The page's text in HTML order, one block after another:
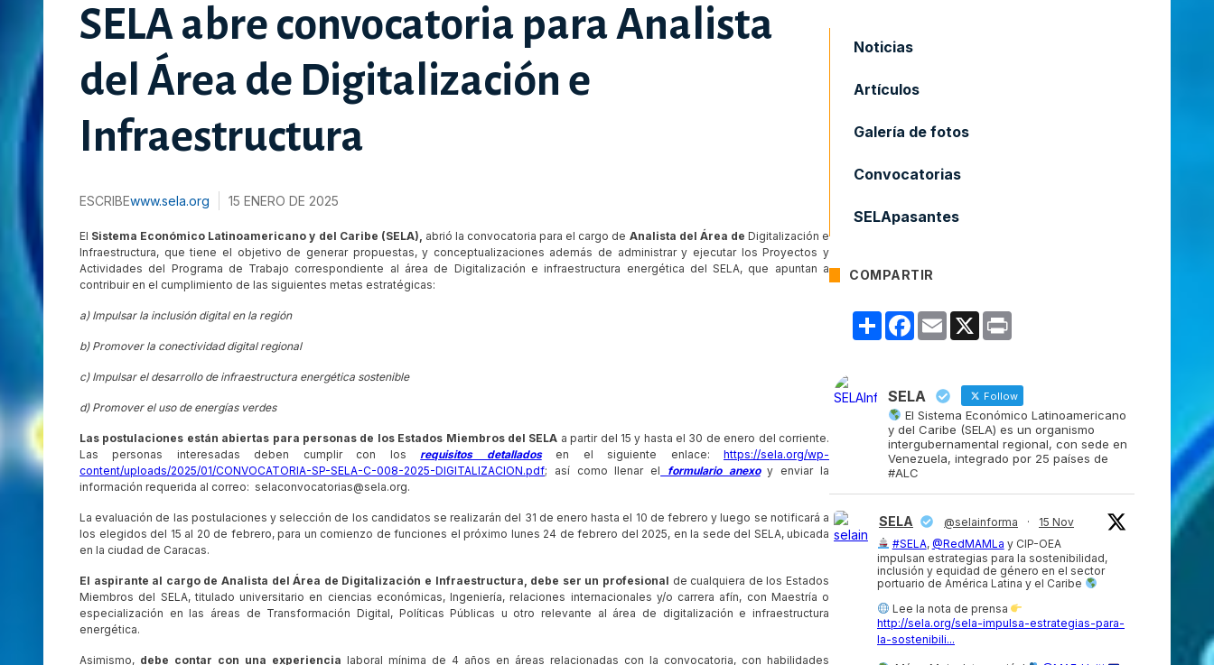
SELA abre convocatoria para Analista
del Área de Digitalización e
Infraestructura
ESCRIBEwww.sela.org 15 ENERO DE 2025
El Sistema Económico Latinoamericano y del Caribe (SELA), abrió la convocatoria para el cargo de Analista del Área de Digitalización e
Infraestructura, que tiene el objetivo de generar propuestas, y conceptualizaciones además de administrar y ejecutar los Proyectos y
Actividades del Programa de Trabajo correspondiente al área de Digitalización e infraestructura energética del SELA, que apuntan a
contribuir en el cumplimiento de las siguientes metas estratégicas:
a) Impulsar la inclusión digital en la región
b) Promover la conectividad digital regional
c) Impulsar el desarrollo de infraestructura energética sostenible
d) Promover el uso de energías verdes
Las postulaciones están abiertas para personas de los Estados Miembros del SELA a partir del 15 y hasta el 30 de enero del corriente.
Las personas interesadas deben cumplir con losrequisitos detalladosen el siguiente enlace:https://sela.org/wp-
content/uploads/2025/01/CONVOCATORIA-SP-SELA-C-008-2025-DIGITALIZACION.pdf; así como llenar el formulario anexoy enviar la
información requerida al correo: selaconvocatorias@sela.org.
La evaluación de las postulaciones y selección de los candidatos se realizarán del 31 de enero hasta el 10 de febrero y luego se notificará a
los elegidos del 15 al 20 de febrero, para un comienzo de funciones el próximo lunes 24 de febrero del 2025, en la sede del SELA, ubicada
en la ciudad de Caracas.
El aspirante al cargo de Analista del Área de Digitalización e Infraestructura, debe ser un profesional de cualquiera de los Estados
Miembros del SELA, titulado universitario en ciencias económicas, Ingeniería, relaciones internacionales y/o carrera afín, con Maestría o
especialización en las áreas de Transformación Digital, Políticas Públicas u otro relevante al área de digitalización e infraestructura
energética.
Asimismo, debe contar con una experiencia laboral mínima de 4 años en áreas relacionadas con la convocatoria, con habilidades
Noticias
Artículos
Galería de fotos
Convocatorias
SELApasantes
COMPARTIR
CompartirFacebook
Email X
SELA Follow
El Sistema Económico Latinoamericano
y del Caribe (SELA) es un organismo
intergubernamental regional, con sede en
Venezuela, integrado por 25 países de
#ALC
SELA @selainforma ·
15 Nov
#SELA, @RedMAMLa y CIP-OEA
impulsan estrategias para la sostenibilidad,
inclusión y equidad de género en el sector
portuario de América Latina y el Caribe
Lee la nota de prensa
http://sela.org/sela-impulsa-estrategias-para-
la-sostenibili...